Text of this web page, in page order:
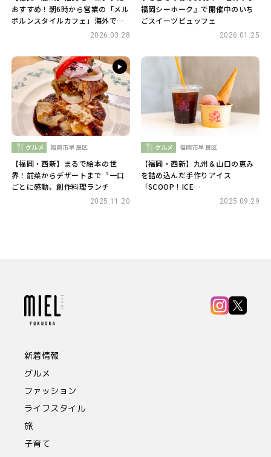
おすすめ！朝6時から営業の「メル
ボルンスタイルカフェ」海外で経
験を重ねた夫妻の多幸感あふれる
2026.03.28
福岡シーホーク』で開催中のいち
ごスイーツビュッフェ
2026.01.25
グルメ 福岡市早良区
【福岡・西新】まるで絵本の世
界！前菜からデザートまで〝一口
ごとに感動〟創作料理ランチ
2025.11.20
グルメ 福岡市早良区
【福岡・西新】九州＆山口の恵み
を詰め込んだ手作りアイス
「SCOOP！ICE
CREAM&COFFEE」誕生！2025.09.29
新着情報
グルメ
ファッション
ライフスタイル
旅
子育て